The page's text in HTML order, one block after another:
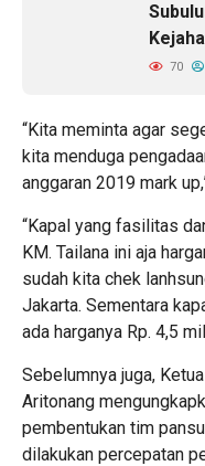
70
“Kita meminta agar
kita menduga
anggaran 2019 mark
“Kapal yang fasilitas
KM. Tailana ini aja
sudah kita chek
Jakarta. Sementara
ada harganya Rp. 4,5
Sebelumnya juga,
Aritonang
pembentukan tim
dilakukan percepatan